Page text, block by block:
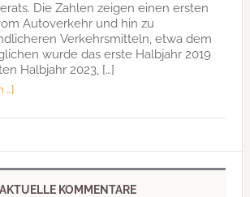
Die Zahlen zeigen einen ersten
Autoverkehr und hin zu
Verkehrsmitteln, etwa dem
wurde das erste Halbjahr 2019
Halbjahr 2023, […]
…]
AKTUELLE KOMMENTARE